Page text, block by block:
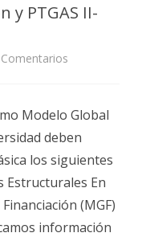
y PTGAS II-
Comentarios
Modelo Global
deben
los siguientes
Estructurales En
(MGF)
información